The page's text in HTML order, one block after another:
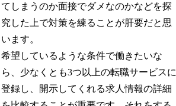
てしまうのか面接でダメなのかなどを探
究した上で対策を練ることが肝要だと思
います。
希望しているような条件で働きたいな
ら、少なくとも3つ以上の転職サービスに
登録し、開示してくれる求人情報の詳細